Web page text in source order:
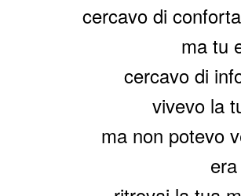
cercavo di
ma tu
cercavo di
vivevo la
ma non potevo